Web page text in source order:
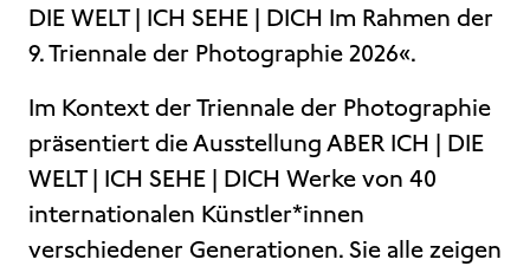
DIE WELT | ICH SEHE | DICH Im Rahmen der
9. Triennale der Photographie 2026«.
Im Kontext der Triennale der Photographie
präsentiert die Ausstellung ABER ICH | DIE
WELT | ICH SEHE | DICH Werke von 40
internationalen Künstler*innen
verschiedener Generationen. Sie alle zeigen